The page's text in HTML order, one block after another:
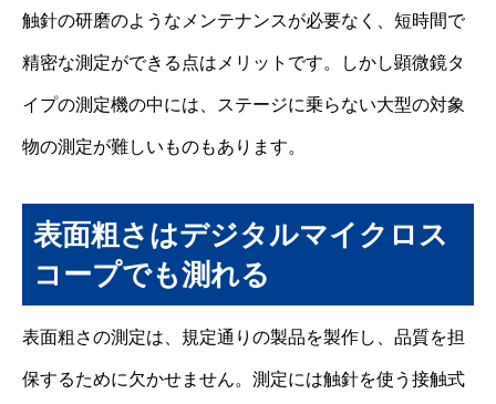
触針の研磨のようなメンテナンスが必要なく、短時間で
精密な測定ができる点はメリットです。しかし顕微鏡タ
イプの測定機の中には、ステージに乗らない大型の対象
物の測定が難しいものもあります。
表面粗さはデジタルマイクロス
コープでも測れる
表面粗さの測定は、規定通りの製品を製作し、品質を担
保するために欠かせません。測定には触針を使う接触式